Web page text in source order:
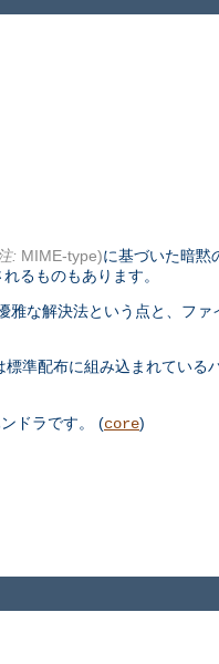
: MIME-type)に基づいた暗黙
れるものもあります。
雅な解決法という点と、ファ
準配布に組み込まれている
ドラです。 (core)